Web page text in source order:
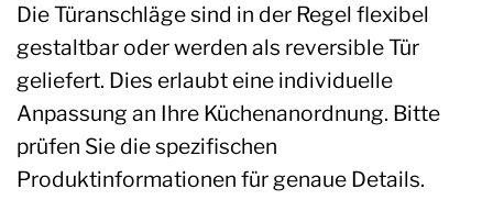
Die Türanschläge sind in der Regel flexibel
gestaltbar oder werden als reversible Tür
geliefert. Dies erlaubt eine individuelle
Anpassung an Ihre Küchenanordnung. Bitte
prüfen Sie die spezifischen
Produktinformationen für genaue Details.